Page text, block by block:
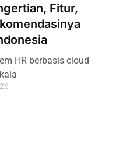
Fitur,
HR berbasis cloud